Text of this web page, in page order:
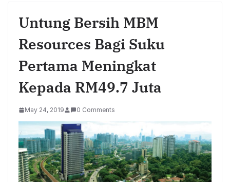
Untung Bersih MBM
Resources Bagi Suku
Pertama Meningkat
Kepada RM49.7 Juta
May 24, 2019 0 Comments